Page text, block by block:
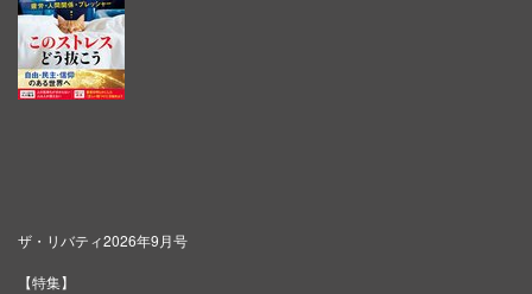
ザ・リバティ2026年9月号
【特集】